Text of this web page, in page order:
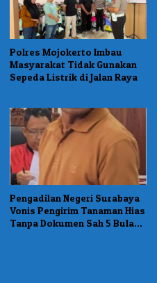
Polres Mojokerto Imbau
Masyarakat Tidak Gunakan
Sepeda Listrik di Jalan Raya
Pengadilan Negeri Surabaya
Vonis Pengirim Tanaman Hias
Tanpa Dokumen Sah 5 Bulan